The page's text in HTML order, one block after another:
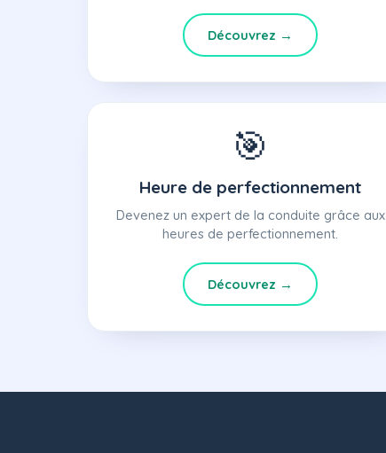
Découvrez →
🎯
Heure de perfectionnement
Devenez un expert de la conduite grâce aux
heures de perfectionnement.
Découvrez →